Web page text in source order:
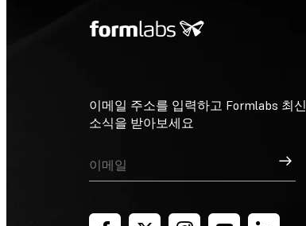
이메일 주소를 입력하고 Formlabs 최신
소식을 받아보세요
가입